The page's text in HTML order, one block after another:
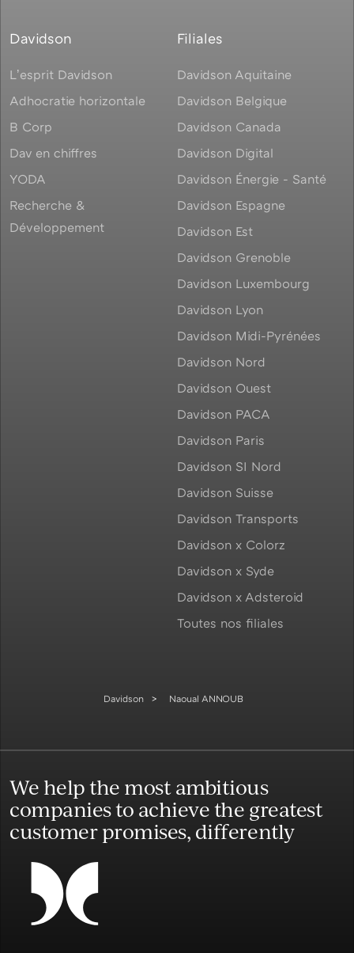
Davidson
Lʼesprit Davidson
Adhocratie horizontale
B Corp
Dav en chiffres
YODA
Recherche &
Développement
Filiales
Davidson Aquitaine
Davidson Belgique
Davidson Canada
Davidson Digital
Davidson Énergie - Santé
Davidson Espagne
Davidson Est
Davidson Grenoble
Davidson Luxembourg
Davidson Lyon
Davidson Midi-Pyrénées
Davidson Nord
Davidson Ouest
Davidson PACA
Davidson Paris
Davidson SI Nord
Davidson Suisse
Davidson Transports
Davidson x Colorz
Davidson x Syde
Davidson x Adsteroid
Toutes nos filiales
Davidson Naoual ANNOUB
We help the most ambitious
companies to achieve the greatest
customer promises, differently